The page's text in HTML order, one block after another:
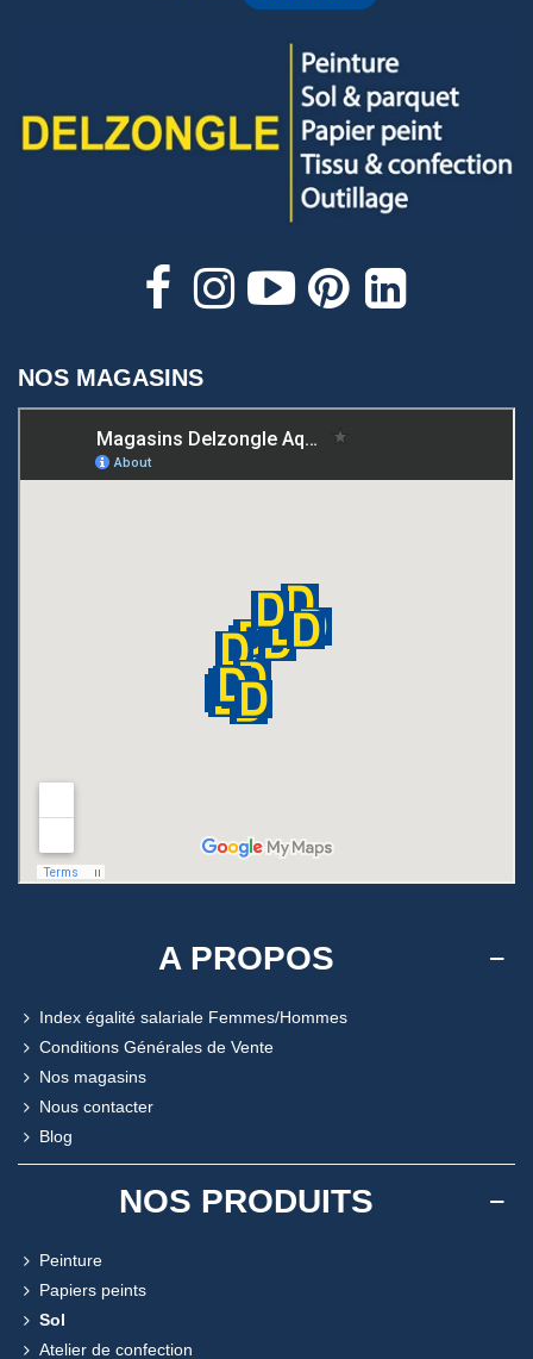
NOS MAGASINS
A PROPOS
Index égalité salariale Femmes/Hommes
Conditions Générales de Vente
Nos magasins
Nous contacter
Blog
NOS PRODUITS
Peinture
Papiers peints
Sol
Atelier de confection